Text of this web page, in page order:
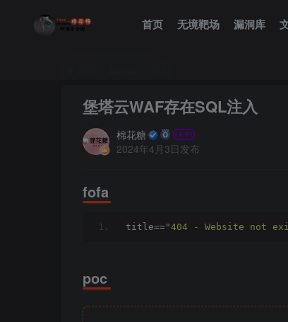
首页 无境靶场 漏洞库
堡塔云WAF存在SQL注入
棉花糖
2024年4月3日发布
fofa
title=="404 - Website not
poc